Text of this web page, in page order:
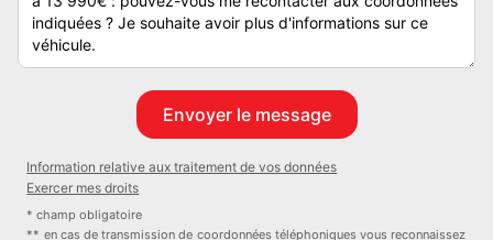
- Empattement : 2600 cm
- Volume : 374 L
- Vide : 1340
- Accoudoir AV
- Aide au démarrage en côte HAC
- Aide au stationnement AR
Information relative aux traitement de vos données
Exercer mes droits
* champ obligatoire
** en cas de transmission de coordonnées téléphoniques vous reconnaissez